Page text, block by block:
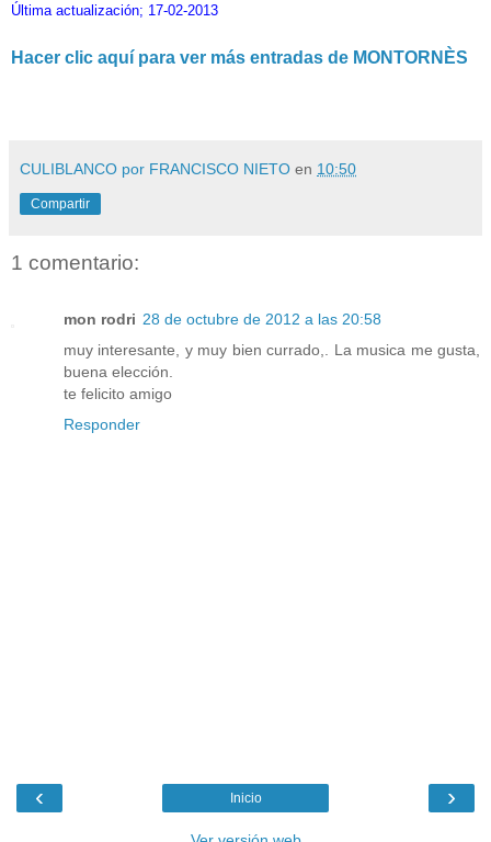
Última actualización; 17-02-2013
Hacer clic aquí para ver más entradas de MONTORNÈS
CULIBLANCO por FRANCISCO NIETO en 10:50
Compartir
1 comentario:
mon rodri 28 de octubre de 2012 a las 20:58
muy interesante, y muy bien currado,. La musica me gusta,
buena elección.
te felicito amigo
Responder
‹ ›
Inicio